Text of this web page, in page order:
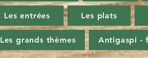
Les entrées Les plats
Les grands thèmes Antigaspi -